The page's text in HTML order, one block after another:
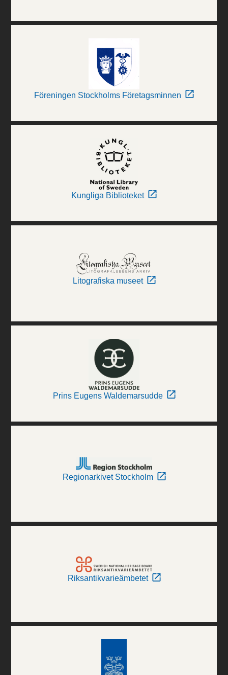
Föreningen Stockholms Företagsminnen
Kungliga Biblioteket
Litografiska museet
Prins Eugens Waldemarsudde
Regionarkivet Stockholm
Riksantikvarieämbetet